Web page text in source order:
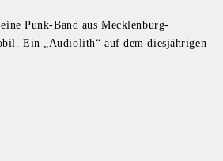
Punk-Band aus Mecklenburg-
Ein „Audiolith“ auf dem diesjährigen